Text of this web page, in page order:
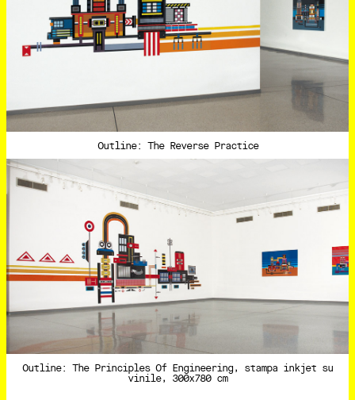
Outline: The Reverse Practice
Outline: The Principles Of Engineering, stampa inkjet su
vinile, 300x780 cm